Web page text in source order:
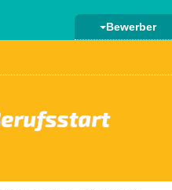
Bewerber